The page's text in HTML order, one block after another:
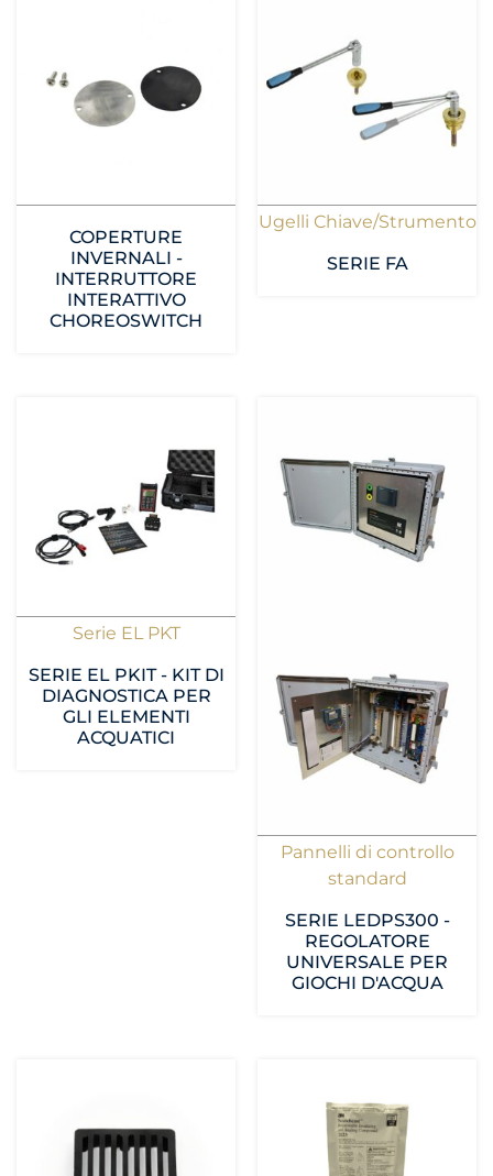
COPERTURE
INVERNALI -
INTERRUTTORE
INTERATTIVO
CHOREOSWITCH
Ugelli Chiave/Strumento
SERIE FA
Serie EL PKT
SERIE EL PKIT - KIT DI
DIAGNOSTICA PER
GLI ELEMENTI
ACQUATICI
Pannelli di controllo
standard
SERIE LEDPS300 -
REGOLATORE
UNIVERSALE PER
GIOCHI D'ACQUA